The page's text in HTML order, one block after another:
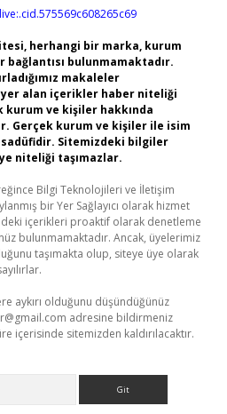
herhangi bir marka, kurum
bulunmamaktadır.
makaleler
yer alan içerikler haber niteliği
kurum ve kişiler hakkında
Gerçek kurum ve kişiler ile isim
Sitemizdeki bilgiler
niteliği taşımazlar.
Bilgi Teknolojileri ve İletişim
bir Yer Sağlayıcı olarak hizmet
içerikleri proaktif olarak denetleme
bulunmamaktadır. Ancak, üyelerimiz
taşımakta olup, siteye üye olarak
aykırı olduğunu düşündüğünüz
adresine bildirmeniz
içerisinde sitemizden kaldırılacaktır.